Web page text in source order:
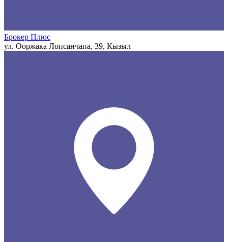
Брокер Плюс
ул. Ооржака Лопсанчапа, 39, Кызыл